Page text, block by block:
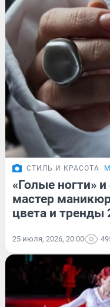
СТИЛЬ И КРАСОТА
«Голые ногти»
мастер
цвета и тренды
25 июля, 2026, 20:00